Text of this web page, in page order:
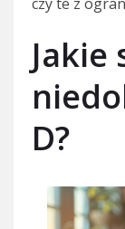
Jakie
D?